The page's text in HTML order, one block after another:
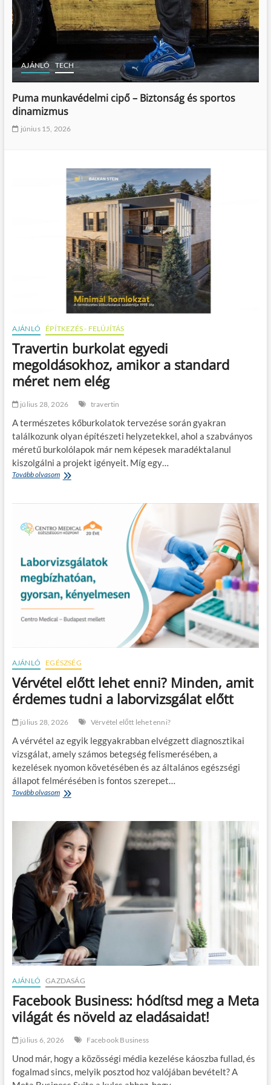
AJÁNLÓ TECH
Puma munkavédelmi cipő – Biztonság és sportos
dinamizmus
június 15, 2026
AJÁNLÓ ÉPÍTKEZÉS - FELÚJÍTÁS
Travertin burkolat egyedi
megoldásokhoz, amikor a standard
méret nem elég
július 28, 2026 travertin
A természetes kőburkolatok tervezése során gyakran
találkozunk olyan építészeti helyzetekkel, ahol a szabványos
méretű burkolólapok már nem képesek maradéktalanul
kiszolgálni a projekt igényeit. Míg egy…
Tovább olvasomT
v
r
n
b
u
r
e
g
d
m
g
o
l
d
á
s
k
h
o
z
,
a
m
i
k
o
r
s
t
n
d
a
r
m
r
e
AJÁNLÓ EGÉSZSÉG
Vérvétel előtt lehet enni? Minden, amit
érdemes tudni a laborvizsgálat előtt
július 28, 2026 Vérvétel előtt lehet enni?
A vérvétel az egyik leggyakrabban elvégzett diagnosztikai
vizsgálat, amely számos betegség felismerésében, a
kezelések nyomon követésében és az általános egészségi
állapot felmérésében is fontos szerepet…
Tovább olvasomV
v
é
t
e
l
e
l
ő
t
t
l
e
h
e
t
e
n
n
i
M
n
d
AJÁNLÓ GAZDASÁG
Facebook Business: hódítsd meg a Meta
világát és növeld az eladásaidat!
július 6, 2026 Facebook Business
Unod már, hogy a közösségi média kezelése káoszba fullad, és
fogalmad sincs, melyik posztod hoz valójában bevételt? A